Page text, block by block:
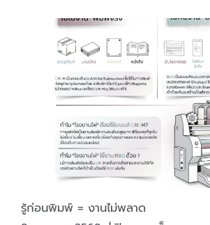
ถั่ว
เหลือง
(soy
Ink)
รู้ก่อนพิมพ์ = งานไม่พลาด